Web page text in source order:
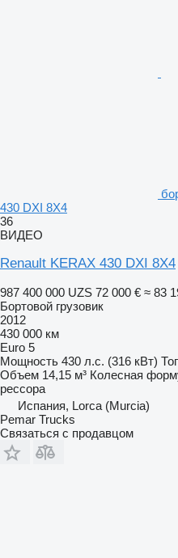
430 DXI 8X4
36
ВИДЕО
Renault KERAX 430 DXI 8X4
987 400 000 UZS 72 000 € ≈ 83
Бортовой грузовик
2012
430 000 км
Euro 5
Мощность 430 л.с. (316 кВт)
Объем 14,15 м³ Колесная
рессора
Испания, Lorca (Murcia)
Pemar Trucks
Связаться с продавцом